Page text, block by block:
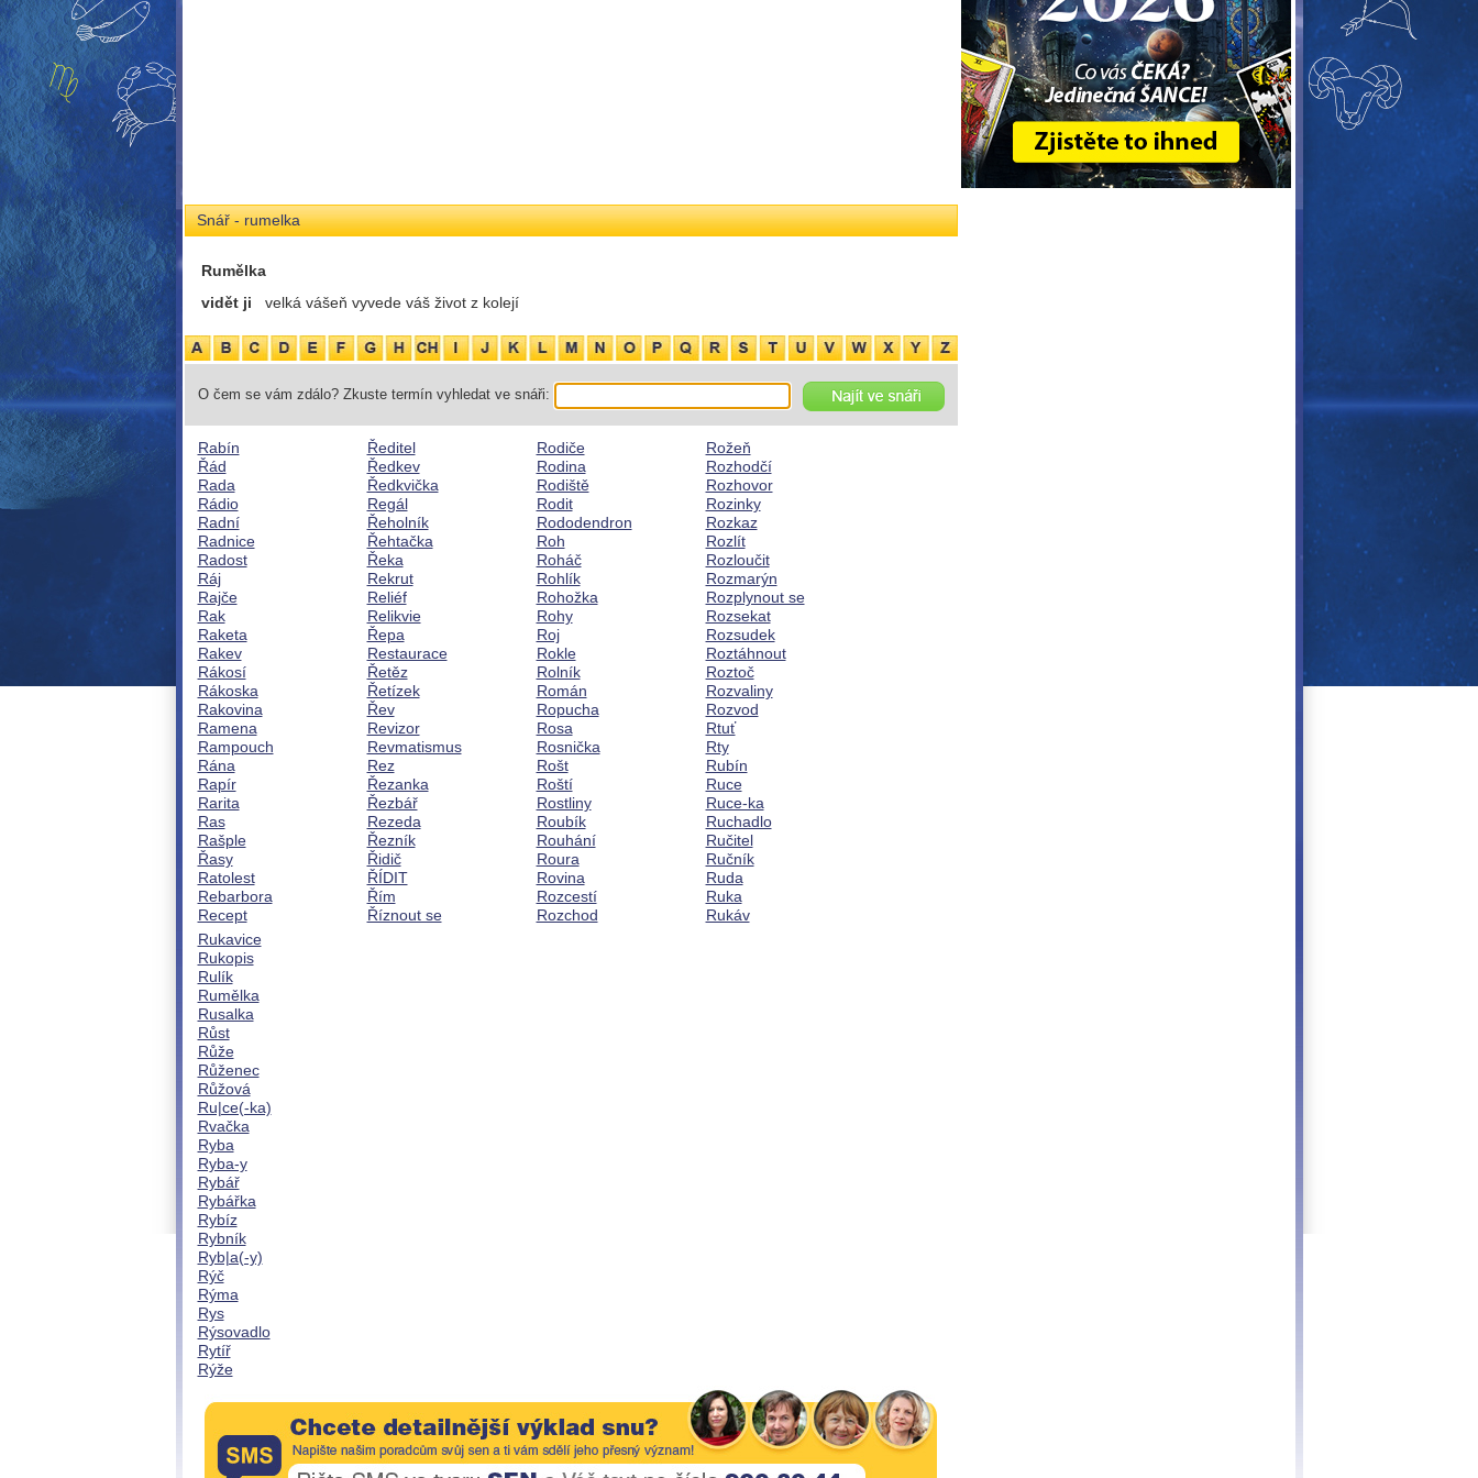
Snář - rumelka
Rumělka
vidět ji
velká vášeň vyvede váš život z kolejí
O čem se vám zdálo? Zkuste termín vyhledat ve snáři:
Rabín
Řád
Rada
Rádio
Radní
Radnice
Radost
Ráj
Rajče
Rak
Raketa
Rakev
Rákosí
Rákoska
Rakovina
Ramena
Rampouch
Rána
Rapír
Rarita
Ras
Rašple
Řasy
Ratolest
Rebarbora
Recept
Ředitel
Ředkev
Ředkvička
Regál
Řeholník
Řehtačka
Řeka
Rekrut
Reliéf
Relikvie
Řepa
Restaurace
Řetěz
Řetízek
Řev
Revizor
Revmatismus
Rez
Řezanka
Řezbář
Rezeda
Řezník
Řidič
ŘÍDIT
Řím
Říznout se
Rodiče
Rodina
Rodiště
Rodit
Rododendron
Roh
Roháč
Rohlík
Rohožka
Rohy
Roj
Rokle
Rolník
Román
Ropucha
Rosa
Rosnička
Rošt
Roští
Rostliny
Roubík
Rouhání
Roura
Rovina
Rozcestí
Rozchod
Rožeň
Rozhodčí
Rozhovor
Rozinky
Rozkaz
Rozlít
Rozloučit
Rozmarýn
Rozplynout se
Rozsekat
Rozsudek
Roztáhnout
Roztoč
Rozvaliny
Rozvod
Rtuť
Rty
Rubín
Ruce
Ruce-ka
Ruchadlo
Ručitel
Ručník
Ruda
Ruka
Rukáv
Rukavice
Rukopis
Rulík
Rumělka
Rusalka
Růst
Růže
Růženec
Růžová
Ru|ce(-ka)
Rvačka
Ryba
Ryba-y
Rybář
Rybářka
Rybíz
Rybník
Ryb|a(-y)
Rýč
Rýma
Rys
Rýsovadlo
Rytíř
Rýže